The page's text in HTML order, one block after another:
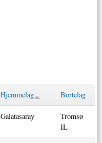
Hjemmelag Bortelag
Galatasaray
Tromsø
IL